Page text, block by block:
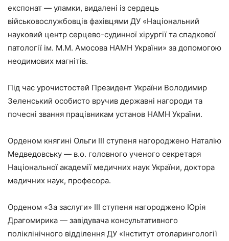
експонат — уламки, видалені із сердець
військовослужбовців фахівцями ДУ «Національний
науковий центр серцево-судинної хірургії та спадкової
патології ім. М.М. Амосова НАМН України» за допомогою
неодимових магнітів.
Під час урочистостей Президент України Володимир
Зеленський особисто вручив державні нагороди та
почесні звання працівникам установ НАМН України.
Орденом княгині Ольги ІІІ ступеня нагороджено Наталію
Медведовську — в.о. головного ученого секретаря
Національної академії медичних наук України, доктора
медичних наук, професора.
Орденом «За заслуги» ІІІ ступеня нагороджено Юрія
Драгомирика — завідувача консультативного
поліклінічного відділення ДУ «Інститут отоларингології